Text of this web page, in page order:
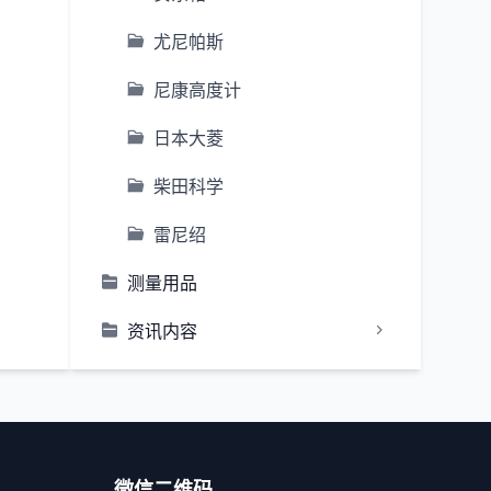
尤尼帕斯
尼康高度计
日本大菱
柴田科学
雷尼绍
测量用品
资讯内容